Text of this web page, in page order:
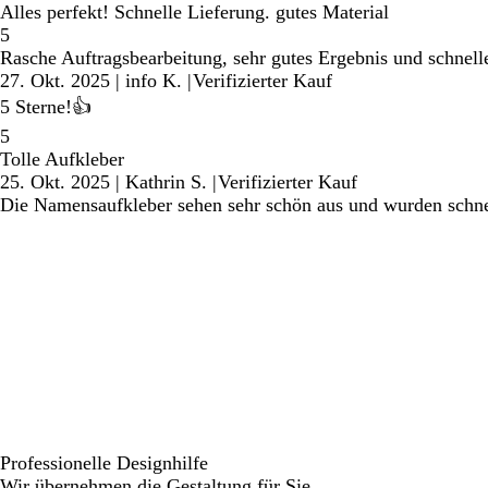
Alles perfekt! Schnelle Lieferung. gutes Material
5
Rasche Auftragsbearbeitung, sehr gutes Ergebnis und
27. Okt. 2025 | info K. |Verifizierter Kauf
5 Sterne!👍
5
Tolle Aufkleber
25. Okt. 2025 | Kathrin S. |Verifizierter Kauf
Die Namensaufkleber sehen sehr schön aus und wurden
Professionelle Designhilfe